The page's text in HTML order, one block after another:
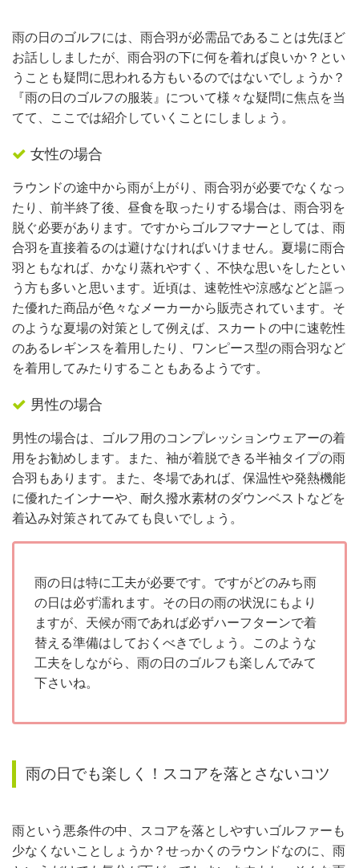
雨の日のゴルフには、雨合羽が必需品であることは先ほど
お話ししましたが、雨合羽の下に何を着れば良いか？とい
うことも疑問に思われる方もいるのではないでしょうか？
『雨の日のゴルフの服装』について様々な疑問に焦点を当
てて、ここでは紹介していくことにしましょう。
女性の場合
ラウンドの途中から雨が上がり、雨合羽が必要でなくなっ
たり、前半終了後、昼食を取ったりする場合は、雨合羽を
脱ぐ必要があります。ですからゴルフマナーとしては、雨
合羽を直接着るのは避けなければいけません。夏場に雨合
羽ともなれば、かなり蒸れやすく、不快な思いをしたとい
う方も多いと思います。近頃は、速乾性や涼感などと謳っ
た優れた商品が色々なメーカーから販売されています。そ
のような夏場の対策として例えば、スカートの中に速乾性
のあるレギンスを着用したり、ワンピース型の雨合羽など
を着用してみたりすることもあるようです。
男性の場合
男性の場合は、ゴルフ用のコンプレッションウェアーの着
用をお勧めします。また、袖が着脱できる半袖タイプの雨
合羽もあります。また、冬場であれば、保温性や発熱機能
に優れたインナーや、耐久撥水素材のダウンベストなどを
着込み対策されてみても良いでしょう。
雨の日は特に工夫が必要です。ですがどのみち雨
の日は必ず濡れます。その日の雨の状況にもより
ますが、天候が雨であれば必ずハーフターンで着
替える準備はしておくべきでしょう。このような
工夫をしながら、雨の日のゴルフも楽しんでみて
下さいね。
雨の日でも楽しく！スコアを落とさないコツ
雨という悪条件の中、スコアを落としやすいゴルファーも
少なくないことしょうか？せっかくのラウンドなのに、雨